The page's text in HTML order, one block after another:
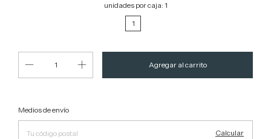
unidades por caja: 1
1
Entregas para el CP:
Medios de envío
Calcular